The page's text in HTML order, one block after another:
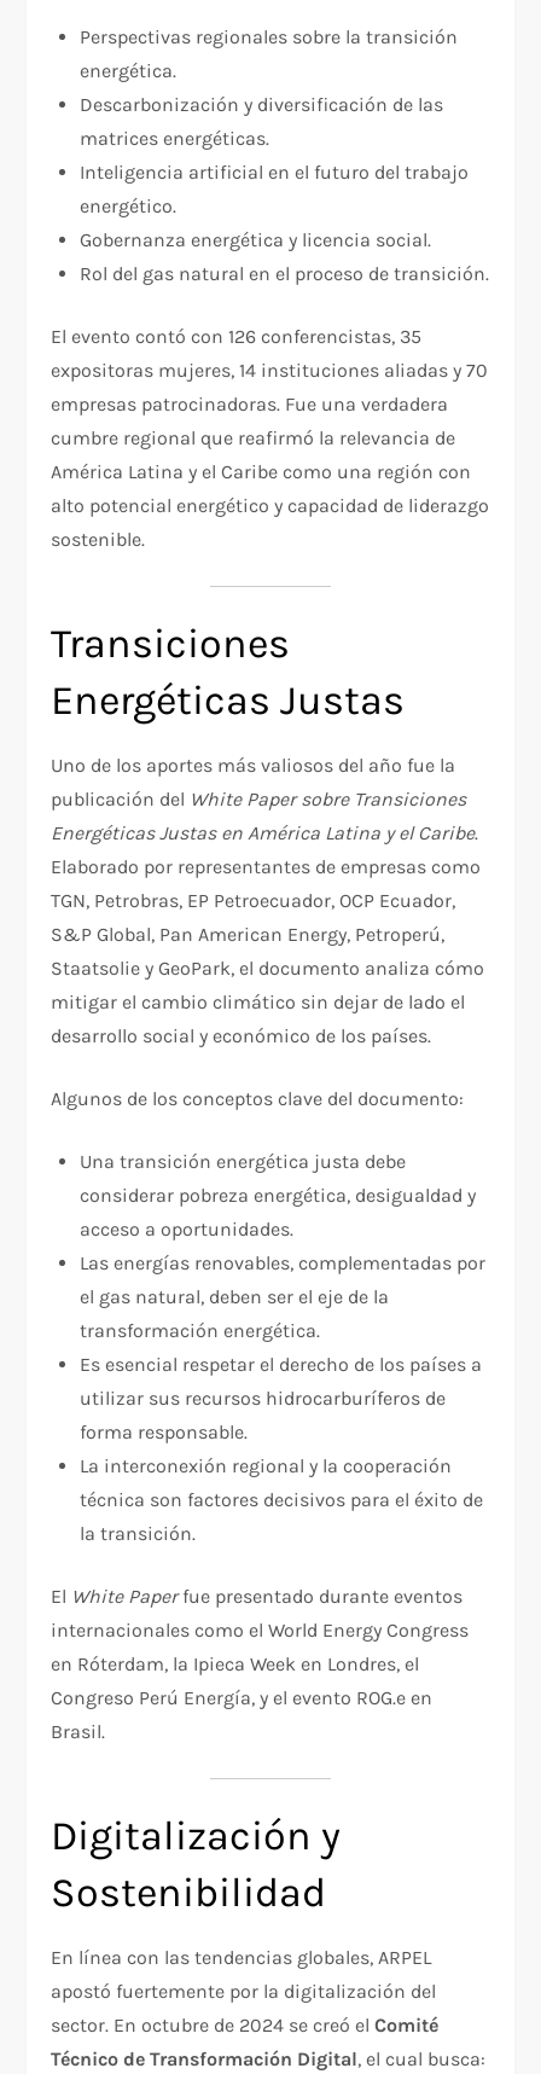
Perspectivas regionales sobre la transición
energética.
Descarbonización y diversificación de las
matrices energéticas.
Inteligencia artificial en el futuro del trabajo
energético.
Gobernanza energética y licencia social.
Rol del gas natural en el proceso de transición.
El evento contó con 126 conferencistas, 35
expositoras mujeres, 14 instituciones aliadas y 70
empresas patrocinadoras. Fue una verdadera
cumbre regional que reafirmó la relevancia de
América Latina y el Caribe como una región con
alto potencial energético y capacidad de liderazgo
sostenible.
Transiciones
Energéticas Justas
Uno de los aportes más valiosos del año fue la
publicación del White Paper sobre Transiciones
Energéticas Justas en América Latina y el Caribe.
Elaborado por representantes de empresas como
TGN, Petrobras, EP Petroecuador, OCP Ecuador,
S&P Global, Pan American Energy, Petroperú,
Staatsolie y GeoPark, el documento analiza cómo
mitigar el cambio climático sin dejar de lado el
desarrollo social y económico de los países.
Algunos de los conceptos clave del documento:
Una transición energética justa debe
considerar pobreza energética, desigualdad y
acceso a oportunidades.
Las energías renovables, complementadas por
el gas natural, deben ser el eje de la
transformación energética.
Es esencial respetar el derecho de los países a
utilizar sus recursos hidrocarburíferos de
forma responsable.
La interconexión regional y la cooperación
técnica son factores decisivos para el éxito de
la transición.
El White Paperfue presentado durante eventos
internacionales como el World Energy Congress
en Róterdam, la Ipieca Week en Londres, el
Congreso Perú Energía, y el evento ROG.e en
Brasil.
Digitalización y
Sostenibilidad
En línea con las tendencias globales, ARPEL
apostó fuertemente por la digitalización del
sector. En octubre de 2024 se creó elComité
Técnico de Transformación Digital, el cual busca: